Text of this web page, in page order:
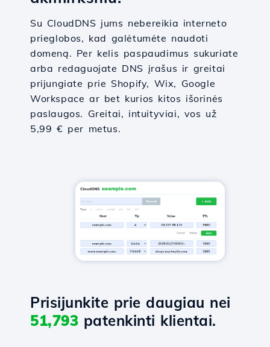
Su CloudDNS jums nebereikia interneto
prieglobos, kad galėtumėte naudoti
domeną. Per kelis paspaudimus sukuriate
arba redaguojate DNS įrašus ir greitai
prijungiate prie Shopify, Wix, Google
Workspace ar bet kurios kitos išorinės
paslaugos. Greitai, intuityviai, vos už
5,99 € per metus.
Prisijunkite prie daugiau nei
51,793 patenkinti klientai.